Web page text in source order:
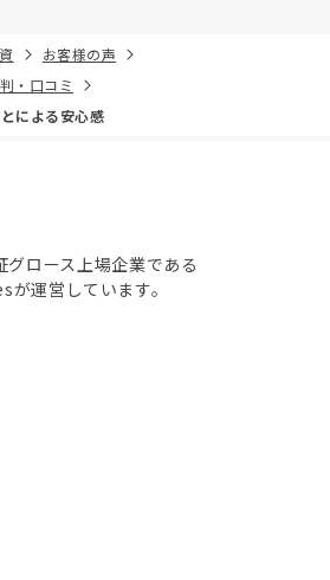
お客様の声
・口コミ
による安心感
グロース上場企業である
運営しています。